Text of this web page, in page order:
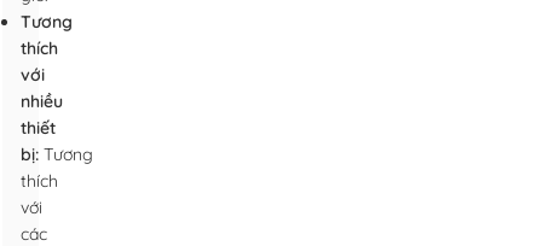
Tương
thích
với
nhiều
thiết
bị: Tương
thích
với
các